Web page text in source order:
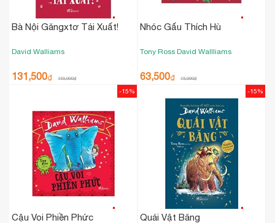
Bà Nội Găngxtơ Tái Xuất!
David Walliams
131,500₫ 155,000₫
Nhóc Gấu Thích Hù
Tony Ross David Wallliams
63,500₫ 75,000₫
Cậu Voi Phiền Phức
-15%
Quái Vật Băng
-15%